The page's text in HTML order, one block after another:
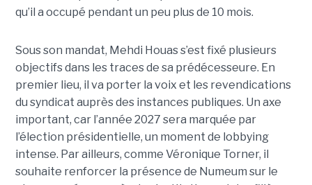
qu’il a occupé pendant un peu plus de 10 mois.
Sous son mandat, Mehdi Houas s’est fixé plusieurs
objectifs dans les traces de sa prédécesseure. En
premier lieu, il va porter la voix et les revendications
du syndicat auprès des instances publiques. Un axe
important, car l’année 2027 sera marquée par
l’élection présidentielle, un moment de lobbying
intense. Par ailleurs, comme Véronique Torner, il
souhaite renforcer la présence de Numeum sur le